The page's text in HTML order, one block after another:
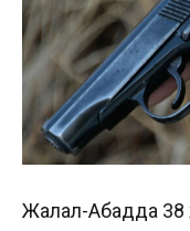
Жалал-Абадда 38